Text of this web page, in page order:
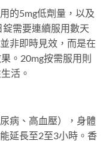
的5mg低劑量，以及
需要連續服用數天
非即時見效，而是在
。20mg按需服用則
活。
病、高血壓），身體
延長至2至3小時。香